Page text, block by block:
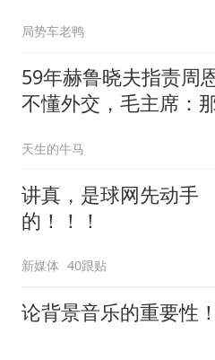
局势车老鸭
59年赫鲁晓夫指责周
不懂外交，毛主席：
天生的牛马
讲真，是球网先动手
的！！！
新媒体 40跟贴
论背景音乐的重要性